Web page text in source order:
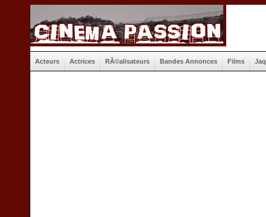
Acteurs Actrices RÃ©alisateurs Bandes Annonces Films